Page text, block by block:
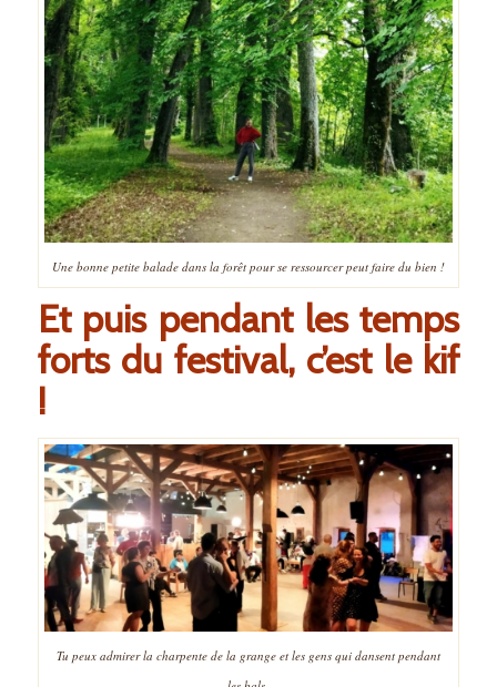
Une bonne petite balade dans la forêt pour se ressourcer peut faire du bien !
Et puis pendant les temps
forts du festival, c’est le kif
!
Tu peux admirer la charpente de la grange et les gens qui dansent pendant